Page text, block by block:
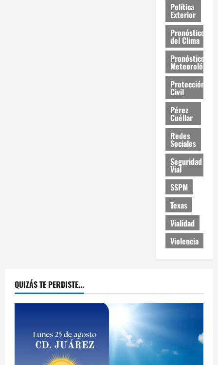
Política
Exterior
Pronóstico
del Clima
Pronóstico
Meteorológico
Protección
Civil
Pérez
Cuéllar
Redes
Sociales
Seguridad
Vial
SSPM
Texas
Vialidad
Violencia
QUIZÁS TE PERDISTE...